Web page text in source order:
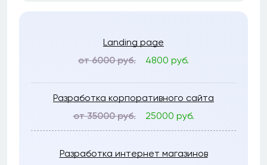
Landing page
от 6000 руб.
4800 руб.
Разработка корпоративного сайта
от 35000 руб.
25000 руб.
Разработка интернет магазинов